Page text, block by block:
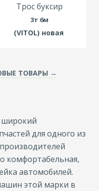
Трос буксир
3т 6м
(VITOL) новая
ТОВАРЫ →
широкий
для одного из
комфортабельная,
автомобилей.
этой марки в